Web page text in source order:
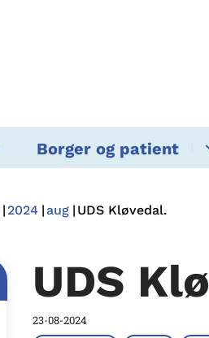
Borger og patient
2024 aug UDS Kløvedal.
UDS
23-08-2024